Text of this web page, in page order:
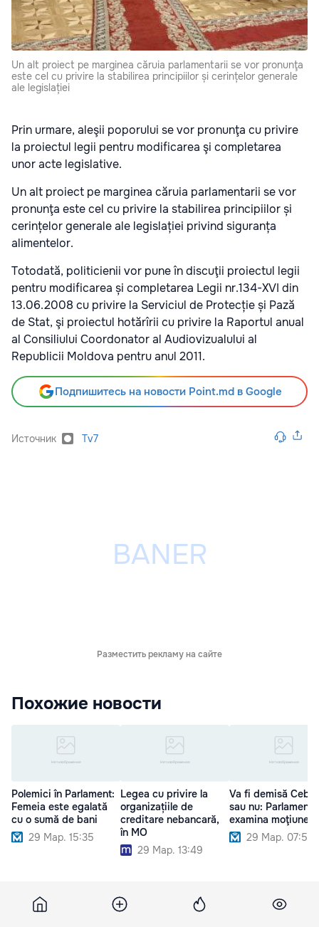
Un alt proiect pe marginea căruia parlamentarii se vor pronunţa
este cel cu privire la stabilirea principiilor și cerințelor generale
ale legislației
Prin urmare, aleşii poporului se vor pronunţa cu privire
la proiectul legii pentru modificarea şi completarea
unor acte legislative.
Un alt proiect pe marginea căruia parlamentarii se vor
pronunţa este cel cu privire la stabilirea principiilor și
cerințelor generale ale legislației privind siguranța
alimentelor.
Totodată, politicienii vor pune în discuţii proiectul legii
pentru modificarea și completarea Legii nr.134-XVI din
13.06.2008 cu privire la Serviciul de Protecție și Pază
de Stat, şi proiectul hotărîrii cu privire la Raportul anual
al Consiliului Coordonator al Audiovizualului al
Republicii Moldova pentru anul 2011.
Подпишитесь на новости Point.md в Google
Источник Tv7
Разместить рекламу на сайте
Похожие новости
Polemici în Parlament:
Femeia este egalată
cu o sumă de bani
29 Мар. 15:35
Legea cu privire la
organizațiile de
creditare nebancară,
în MO
29 Мар. 13:49
Va fi demisă
sau nu:
examina moţiunea
29 Мар. 07:50